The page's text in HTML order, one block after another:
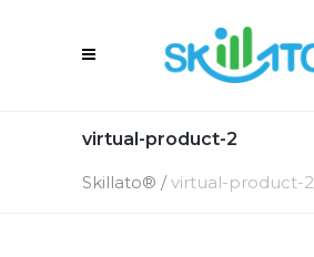
virtual-product-2
Skillato® /virtual-product-2